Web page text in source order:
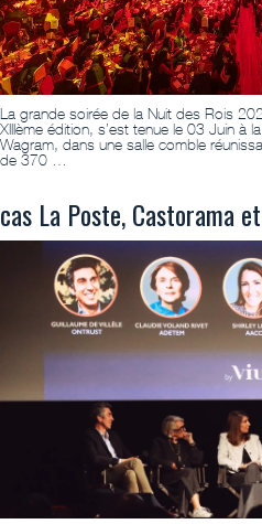
La grande soirée de la Nuit des Rois
XIIIème édition, s’est tenue le 03 Juin à
Wagram, dans une salle comble
de 370 …
cas La Poste, Castorama